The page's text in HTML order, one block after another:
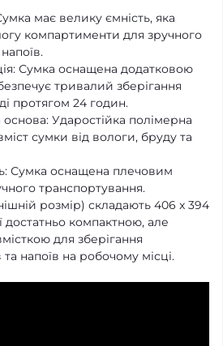
має велику ємність, яка
компартименти для зручного
Сумка оснащена додатковою
тривалий зберігання
протягом 24 годин.
Ударостійка полімерна
сумки від вологи, бруду та
Сумка оснащена плечовим
транспортування.
розмір) складають 406 x 394
достатньо компактною, але
для зберігання
напоїв на робочому місці.